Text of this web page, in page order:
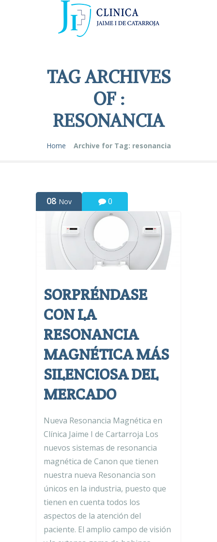
TAG ARCHIVES
OF :
RESONANCIA
Home Archive for Tag: resonancia
08 Nov 0
SORPRÉNDASE
CON LA
RESONANCIA
MAGNÉTICA MÁS
SILENCIOSA DEL
MERCADO
Nueva Resonancia Magnética en
Clínica Jaime I de Cartarroja Los
nuevos sistemas de resonancia
magnética de Canon que tienen
nuestra nueva Resonancia son
únicos en la industria, puesto que
tienen en cuenta todos los
aspectos de la atención del
paciente. El amplio campo de visión